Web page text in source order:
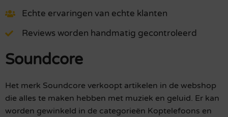
Echte ervaringen van echte klanten
Reviews worden handmatig gecontroleerd
Soundcore
Het merk Soundcore verkoopt artikelen in de webshop
die alles te maken hebben met muziek en geluid. Er kan
worden gewinkeld in de categorieën Koptelefoons en